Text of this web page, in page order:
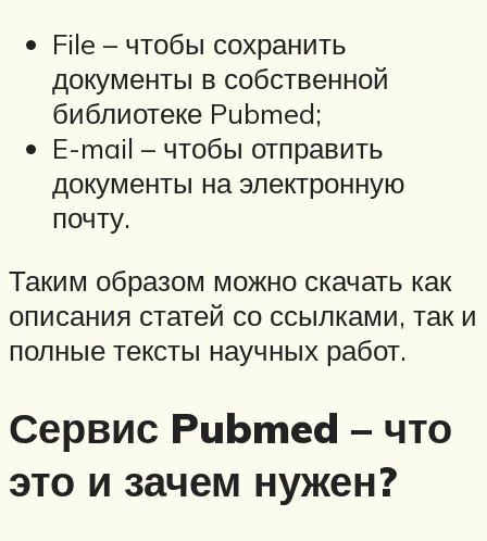
File – чтобы сохранить
документы в собственной
библиотеке Pubmed;
E-mail – чтобы отправить
документы на электронную
почту.
Таким образом можно скачать как
описания статей со ссылками, так и
полные тексты научных работ.
Сервис Pubmed – что
это и зачем нужен?